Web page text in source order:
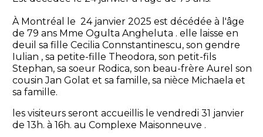
À Montréal le 24 janvier 2025 est décédée à l'âge
de 79 ans Mme Ogulta Angheluta . elle laisse en
deuil sa fille Cecilia Connstantinescu, son gendre
Iulian , sa petite-fille Theodora, son petit-fils
Stephan, sa soeur Rodica, son beau-frère Aurel son
cousin Jan Golat et sa famille, sa nièce Michaela et
sa famille.
les visiteurs seront accueillis le vendredi 31 janvier
de 13h. à 16h. au Complexe Maisonneuve .